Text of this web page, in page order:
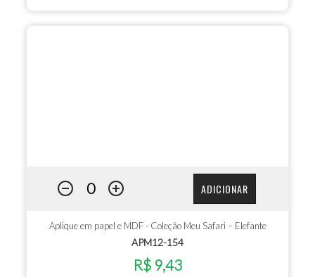
ADICIONAR
Aplique em papel e MDF - Coleção Meu Safari – Elefante
APM12-154
R$ 9,43